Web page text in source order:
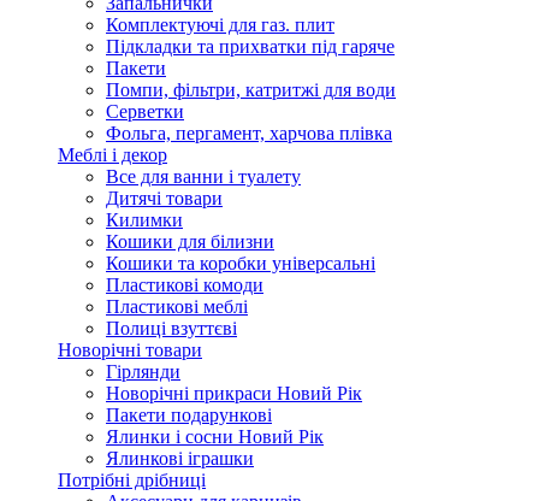
Комплектуючі для газ. плит
Підкладки та прихватки під гаряче
Пакети
Помпи, фільтри, катритжі для води
Серветки
Фольга, пергамент, харчова плівка
Меблі і декор
Все для ванни і туалету
Дитячі товари
Килимки
Кошики для білизни
Кошики та коробки універсальні
Пластикові комоди
Пластикові меблі
Полиці взуттєві
Новорічні товари
Гірлянди
Новорічні прикраси Новий Рік
Пакети подарункові
Ялинки і сосни Новий Рік
Ялинкові іграшки
Потрібні дрібниці